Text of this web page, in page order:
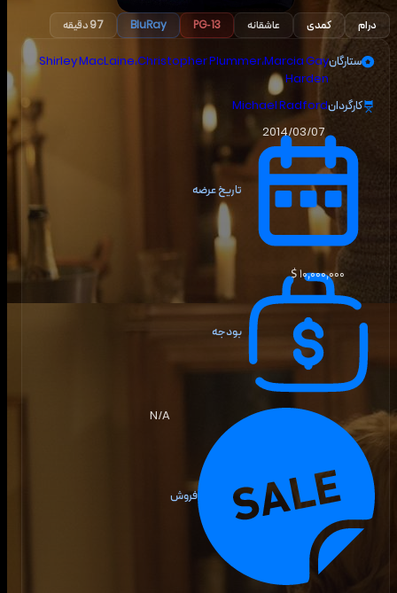
درام کمدی عاشقانه PG-13
BluRay 97 دقیقه
ستارگان Shirley MacLaine،Christopher Plummer،Marcia Gay
Harden
کارگردانMichael Radford
تاریخ عرضه
2014/03/07
بودجه
۱۰٬۰۰۰٬۰۰۰ $
فروش
N/A